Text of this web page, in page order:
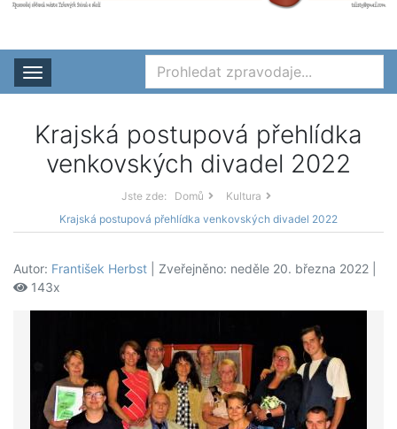
Rozbalit nabídku
Krajská postupová přehlídka
venkovských divadel 2022
Jste zde: Domů
Kultura
Krajská postupová přehlídka venkovských divadel 2022
Autor: František Herbst | Zveřejněno: neděle 20. března 2022 |
143x